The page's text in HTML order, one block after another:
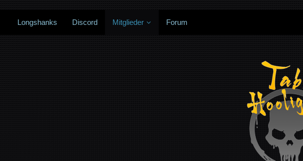
Longshanks Discord Mitglieder Forum